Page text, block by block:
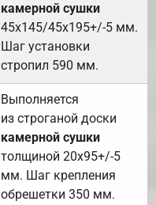
камерной сушки
45х145/45х195+/-5 мм.
Шаг установки
стропил 590 мм.
Выполняется
из строганой доски
камерной сушки
толщиной 20х95+/-5
мм. Шаг крепления
обрешетки 350 мм.